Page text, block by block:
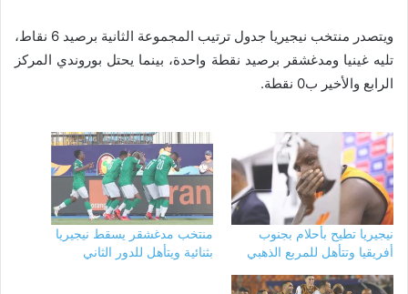
ويتصدر منتخب نيجيريا جدول ترتيب المجموعة الثانية برصيد 6 نقاط،
تليه غينيا ومدغشقر برصيد نقطة واحدة، بينما يحتل بوروندي المركز
الرابع والأخير ب0 نقطة.
نيجيريا تطيح بأحلام بجنوب
أفريقيا وتتأهل للمربع الذهبي
منتخب مدغشقر يسقط نيجيريا
بثنائية ويتأهل للدور الثاني